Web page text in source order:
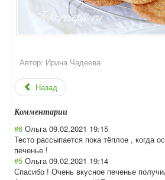
Автор: Ирина Чадеева
Назад
Комментарии
#6 Ольга 09.02.2021 19:15
Тесто рассыпается пока тёплое , когда
печенье !
#5 Ольга 09.02.2021 19:14
Спасибо ! Очень вкусное печенье